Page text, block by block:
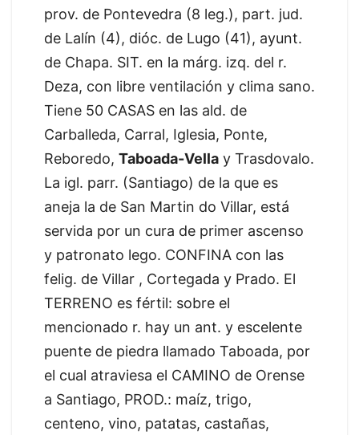
prov. de Pontevedra (8 leg.), part. jud.
de Lalín (4), dióc. de Lugo (41), ayunt.
de Chapa. SIT. en la márg. izq. del r.
Deza, con libre ventilación y clima sano.
Tiene 50 CASAS en las ald. de
Carballeda, Carral, Iglesia, Ponte,
Reboredo, Taboada-Vella y Trasdovalo.
La igl. parr. (Santiago) de la que es
aneja la de San Martin do Villar, está
servida por un cura de primer ascenso
y patronato lego. CONFINA con las
felig. de Villar , Cortegada y Prado. El
TERRENO es fértil: sobre el
mencionado r. hay un ant. y escelente
puente de piedra llamado Taboada, por
el cual atraviesa el CAMINO de Orense
a Santiago, PROD.: maíz, trigo,
centeno, vino, patatas, castañas,